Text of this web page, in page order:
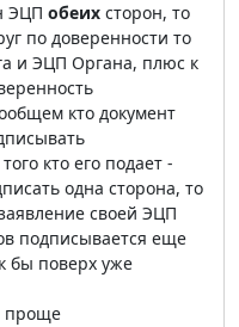
ЭЦП обеих сторон, то
по доверенности то
и ЭЦП Органа, плюс к
кто документ
кто его подает -
одна сторона, то
своей ЭЦП
подписывается еще
бы поверх уже
проще